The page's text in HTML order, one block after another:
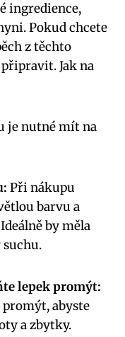
ingredience,
Pokud chcete
z těchto
Jak na
je nutné mít na
Při nákupu
barvu a
by měla
suchu.
lepek promýt:
promýt, abyste
a zbytky.